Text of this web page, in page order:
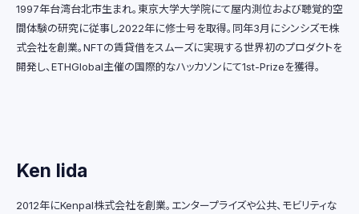
1997年台湾台北市生まれ。東京大学大学院にて屋内測位および聴覚的空
間体験の研究に従事し2022年に修士号を取得。同年3月にシンシズモ株
式会社を創業。NFTの賃貸借をスムーズに実現する世界初のプロダクトを
開発し、ETHGlobal主催の国際的なハッカソンにて1st-Prizeを獲得。
Ken Iida
2012年にKenpal株式会社を創業。エンタープライズや公共、モビリティな